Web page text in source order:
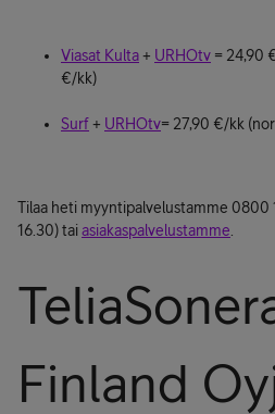
Viasat Kulta+ URHOtv = 24,90
€/kk)
Surf+ URHOtv= 27,90 €/kk
Tilaa heti myyntipalvelustamme 0800
16.30) taiasiakaspalvelustamme
Finland